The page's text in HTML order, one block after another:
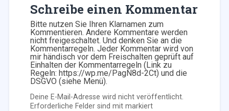
Schreibe einen Kommentar
Bitte nutzen Sie Ihren Klarnamen zum
Kommentieren. Andere Kommentare werden
nicht freigeschaltet. Und denken Sie an die
Kommentarregeln. Jeder Kommentar wird von
mir händisch vor dem Freischalten geprüft auf
Einhalten der Kommentarregeln (Link zu
Regeln: https://wp.me/PagN8d-2Ct) und die
DSGVO (siehe Menü).
Deine E-Mail-Adresse wird nicht veröffentlicht.
Erforderliche Felder sind mitmarkiert